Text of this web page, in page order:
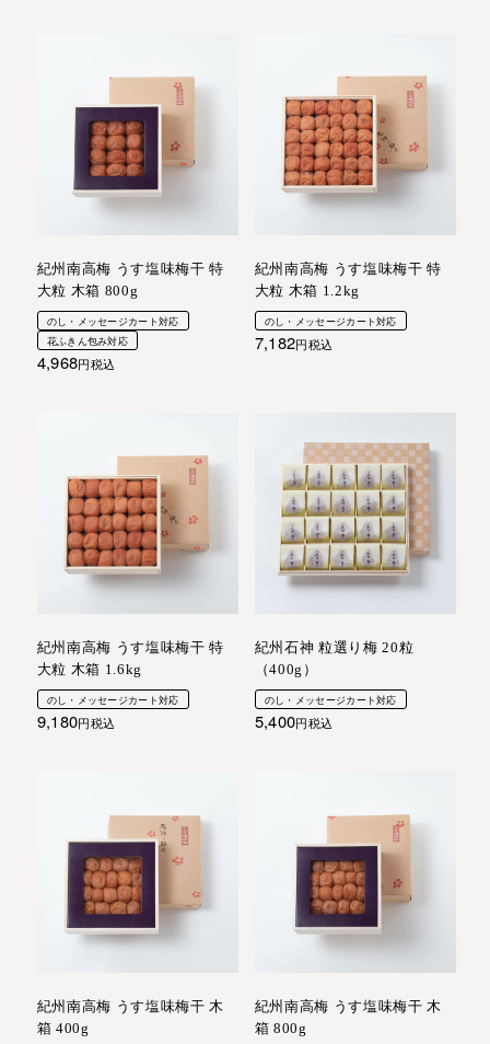
紀州南高梅 うす塩味梅干 特
大粒 木箱 800g
のし・メッセージカート対応
花ふきん包み対応
4,968 税込
紀州南高梅 うす塩味梅干 特
大粒 木箱 1.2kg
のし・メッセージカート対応
7,182 税込
紀州南高梅 うす塩味梅干 特
大粒 木箱 1.6kg
のし・メッセージカート対応
9,180 税込
紀州石神 粒選り梅 20粒
（400g）
のし・メッセージカート対応
5,400 税込
紀州南高梅 うす塩味梅干 木
箱 400g
紀州南高梅 うす塩味梅干 木
箱 800g